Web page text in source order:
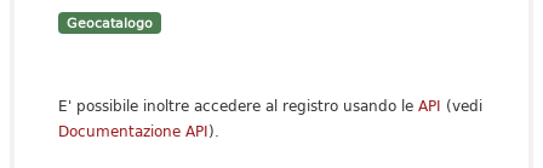
Geocatalogo
E' possibile inoltre accedere al registro usando le API (vedi
Documentazione API).